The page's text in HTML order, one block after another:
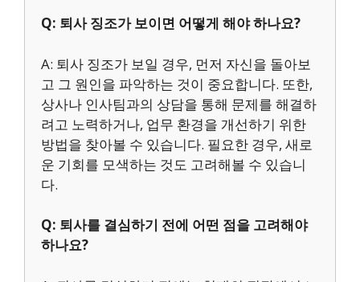
Q: 퇴사 징조가 보이면 어떻게 해야 하나요?
A: 퇴사 징조가 보일 경우, 먼저 자신을 돌아보
고 그 원인을 파악하는 것이 중요합니다. 또한,
상사나 인사팀과의 상담을 통해 문제를 해결하
려고 노력하거나, 업무 환경을 개선하기 위한
방법을 찾아볼 수 있습니다. 필요한 경우, 새로
운 기회를 모색하는 것도 고려해볼 수 있습니
다.
Q: 퇴사를 결심하기 전에 어떤 점을 고려해야
하나요?